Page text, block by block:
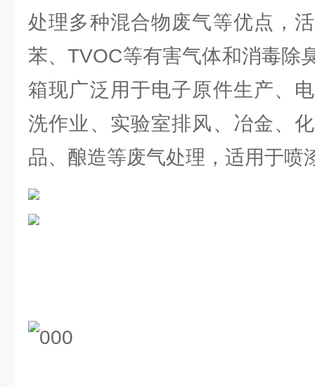
处理多种混合物废气等优点，
苯、TVOC等有害气体和消毒除
箱现广泛用于电子原件生产、
洗作业、实验室排风、冶金、
品、酿造等废气处理，适用于喷